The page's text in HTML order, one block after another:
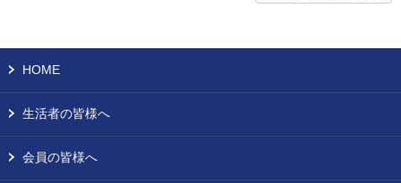
HOME
生活者の皆様へ
会員の皆様へ